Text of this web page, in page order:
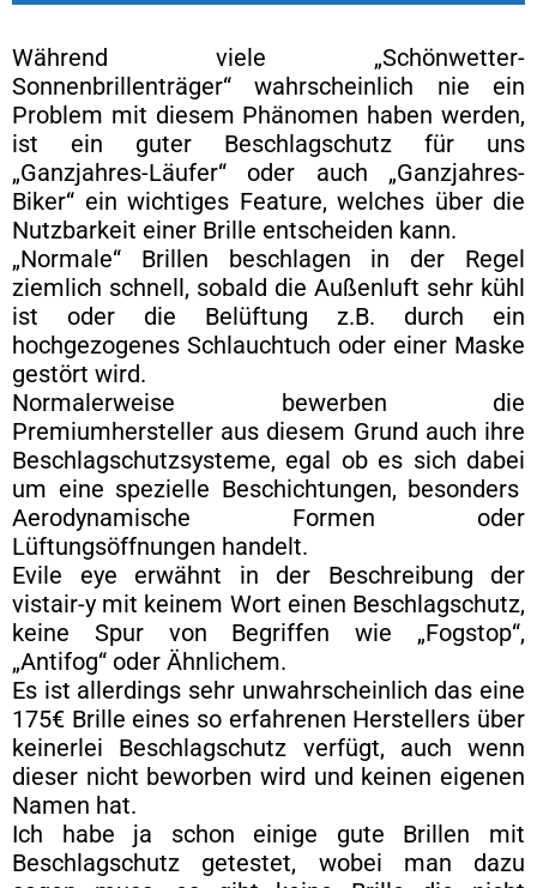
Während viele „Schönwetter-
Sonnenbrillenträger“ wahrscheinlich nie ein
Problem mit diesem Phänomen haben werden,
ist ein guter Beschlagschutz für uns
„Ganzjahres-Läufer“ oder auch „Ganzjahres-
Biker“ ein wichtiges Feature, welches über die
Nutzbarkeit einer Brille entscheiden kann.
„Normale“ Brillen beschlagen in der Regel
ziemlich schnell, sobald die Außenluft sehr kühl
ist oder die Belüftung z.B. durch ein
hochgezogenes Schlauchtuch oder einer Maske
gestört wird.
Normalerweise bewerben die
Premiumhersteller aus diesem Grund auch ihre
Beschlagschutzsysteme, egal ob es sich dabei
um eine spezielle Beschichtungen, besonders
Aerodynamische Formen oder
Lüftungsöffnungen handelt.
Evile eye erwähnt in der Beschreibung der
vistair-y mit keinem Wort einen Beschlagschutz,
keine Spur von Begriffen wie „Fogstop“,
„Antifog“ oder Ähnlichem.
Es ist allerdings sehr unwahrscheinlich das eine
175€ Brille eines so erfahrenen Herstellers über
keinerlei Beschlagschutz verfügt, auch wenn
dieser nicht beworben wird und keinen eigenen
Namen hat.
Ich habe ja schon einige gute Brillen mit
Beschlagschutz getestet, wobei man dazu